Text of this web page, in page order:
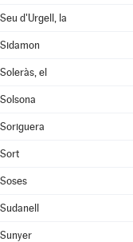
Seu d'Urgell, la
Sidamon
Soleràs, el
Solsona
Soriguera
Sort
Soses
Sudanell
Sunyer